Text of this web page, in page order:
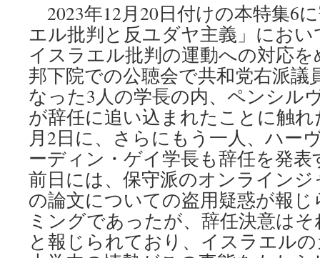
2023年12月20日付けの本特集6
エル批判と反ユダヤ主義」にお
イスラエル批判の運動への対応
邦下院での公聴会で共和党右派議
なった3人の学長の内、ペンシル
が辞任に追い込まれたことに触れ
月2日に、さらにもう一人、ハー
ーディン・ゲイ学長も辞任を発
前日には、保守派のオンライン
の論文についての盗用疑惑が報
ミングであったが、辞任決意は
と報じられており、イスラエル